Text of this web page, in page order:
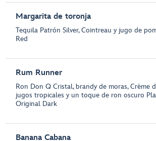
Margarita de toronja
Tequila Patrón Silver, Cointreau y jugo de
Red
Rum Runner
Ron Don Q Cristal, brandy de moras, Crème
jugos tropicales y un toque de ron oscuro
Original Dark
Banana Cabana